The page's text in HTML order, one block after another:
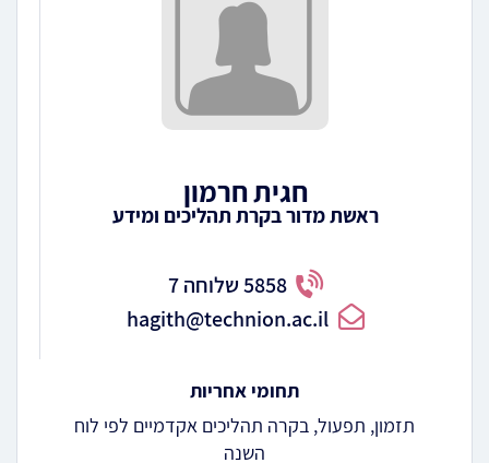
חגית חרמון
ראשת מדור בקרת תהליכים ומידע
5858 שלוחה 7
hagith@technion.ac.il
תחומי אחריות
תזמון, תפעול, בקרה תהליכים אקדמיים לפי לוח
השנה